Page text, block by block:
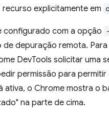
explicitamente em
configurado com a opção
depuração remota.
DevTools solicitar uma
permissão para
o Chrome mostra o
na parte de cima.